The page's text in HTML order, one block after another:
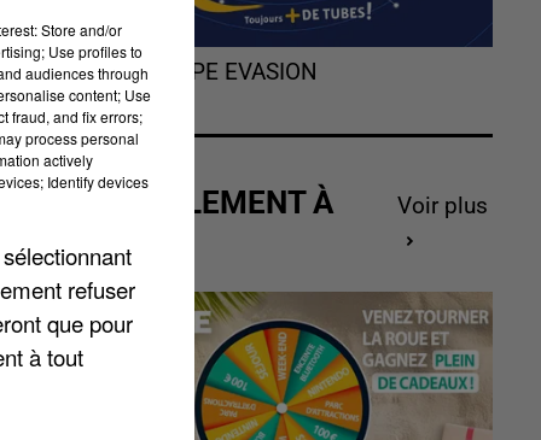
L'HOROSCOPE EVASION
ACTUELLEMENT À
Voir plus
Store and/or
Use profiles to
audiences through
content; Use
fraud, and fix errors;
process personal
actively
Identify devices
refuser
que pour
à tout